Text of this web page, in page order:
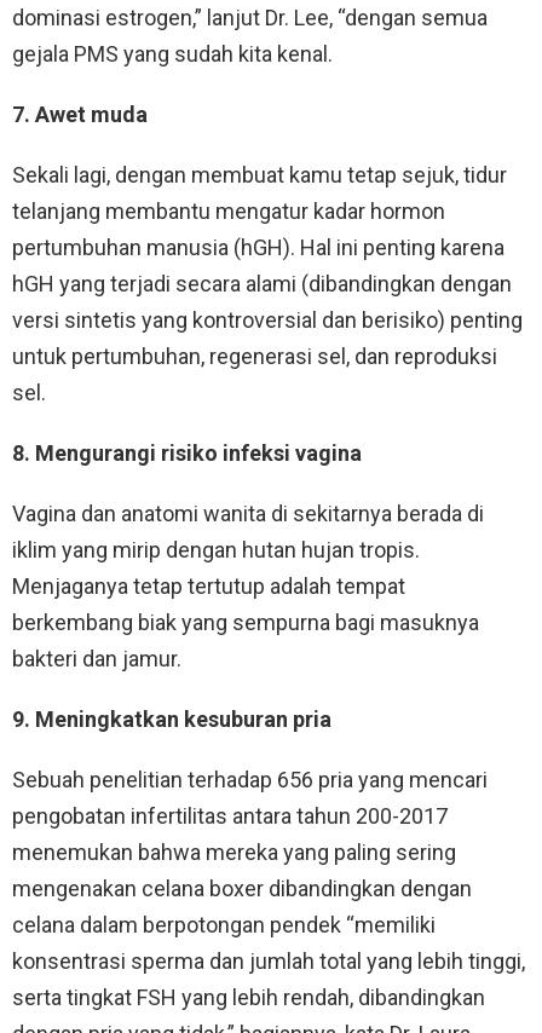
dominasi estrogen,” lanjut Dr. Lee, “dengan semua
gejala PMS yang sudah kita kenal.
7. Awet muda
Sekali lagi, dengan membuat kamu tetap sejuk, tidur
telanjang membantu mengatur kadar hormon
pertumbuhan manusia (hGH). Hal ini penting karena
hGH yang terjadi secara alami (dibandingkan dengan
versi sintetis yang kontroversial dan berisiko) penting
untuk pertumbuhan, regenerasi sel, dan reproduksi
sel.
8. Mengurangi risiko infeksi vagina
Vagina dan anatomi wanita di sekitarnya berada di
iklim yang mirip dengan hutan hujan tropis.
Menjaganya tetap tertutup adalah tempat
berkembang biak yang sempurna bagi masuknya
bakteri dan jamur.
9. Meningkatkan kesuburan pria
Sebuah penelitian terhadap 656 pria yang mencari
pengobatan infertilitas antara tahun 200-2017
menemukan bahwa mereka yang paling sering
mengenakan celana boxer dibandingkan dengan
celana dalam berpotongan pendek “memiliki
konsentrasi sperma dan jumlah total yang lebih tinggi,
serta tingkat FSH yang lebih rendah, dibandingkan